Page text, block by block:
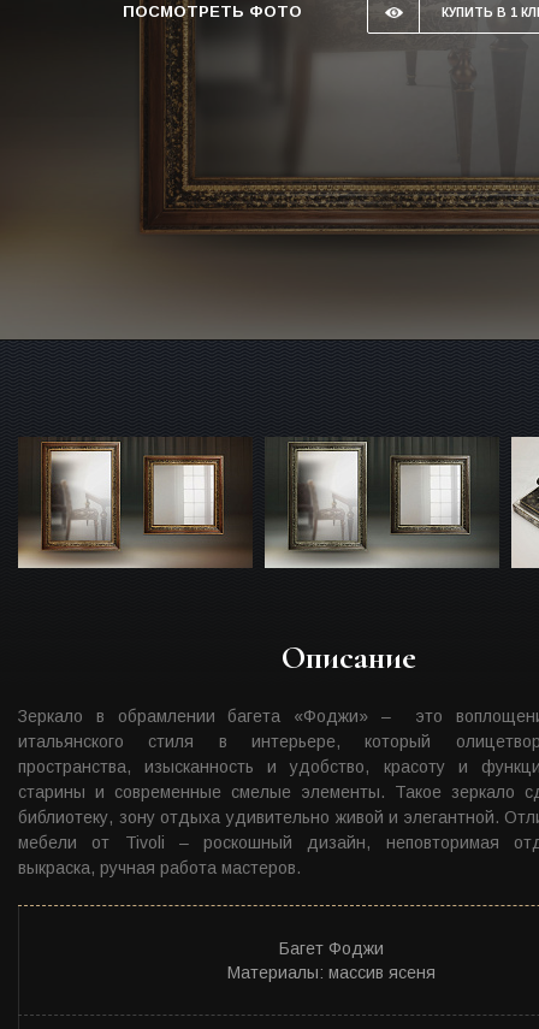
ПОСМОТРЕТЬ ФОТО КУПИТЬ В 1
Описание
Зеркало в обрамлении багета «Фоджи» – это
итальянского стиля в интерьере, который
пространства, изысканность и удобство, красоту и
старины и современные смелые элементы. Такое зеркало
библиотеку, зону отдыха удивительно живой и элегантной.
мебели от Tivoli – роскошный дизайн, неповторимая
выкраска, ручная работа мастеров.
Багет Фоджи
Материалы: массив ясеня